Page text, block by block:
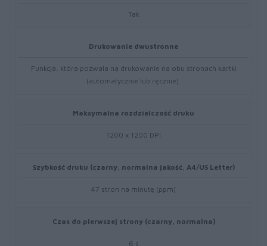
Tak
Drukowanie dwustronne
Funkcja, która pozwala na drukowanie na obu stronach kartki
(automatycznie lub ręcznie).
Maksymalna rozdzielczość druku
1200 x 1200 DPI
Szybkość druku (czarny, normalna jakość, A4/US Letter)
47 stron na minutę (ppm)
Czas do pierwszej strony (czarny, normalna)
6 s